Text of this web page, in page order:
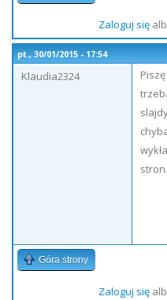
Zaloguj się
pt., 30/01/2015 - 17:54
Klaudia2324
stron.
Góra strony
Zaloguj się